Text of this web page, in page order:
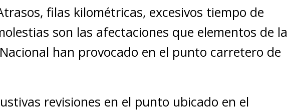
filas kilométricas, excesivos tiempo de
son las afectaciones que elementos de la
han provocado en el punto carretero de
revisiones en el punto ubicado en el